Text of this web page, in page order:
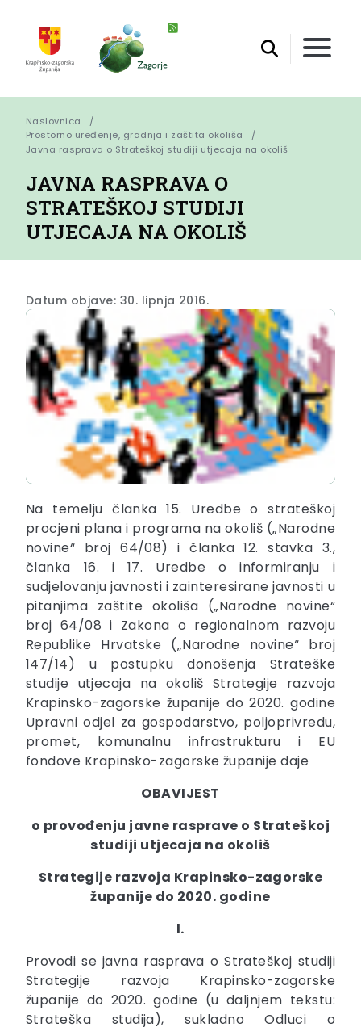
Naslovnica
Prostorno uređenje, gradnja i zaštita okoliša
Javna rasprava o Strateškoj studiji utjecaja na okoliš
JAVNA RASPRAVA O
STRATEŠKOJ STUDIJI
UTJECAJA NA OKOLIŠ
Datum objave: 30. lipnja 2016.
Na temelju članka 15. Uredbe o strateškoj
procjeni plana i programa na okoliš („Narodne
novine“ broj 64/08) i članka 12. stavka 3.,
članka 16. i 17. Uredbe o informiranju i
sudjelovanju javnosti i zainteresirane javnosti u
pitanjima zaštite okoliša („Narodne novine“
broj 64/08 i Zakona o regionalnom razvoju
Republike Hrvatske („Narodne novine“ broj
147/14) u postupku donošenja Strateške
studije utjecaja na okoliš Strategije razvoja
Krapinsko-zagorske županije do 2020. godine
Upravni odjel za gospodarstvo, poljoprivredu,
promet, komunalnu infrastrukturu i EU
fondove Krapinsko-zagorske županije daje
OBAVIJEST
o provođenju javne rasprave o Strateškoj
studiji utjecaja na okoliš
Strategije razvoja Krapinsko-zagorske
županije do 2020. godine
I.
Provodi se javna rasprava o Strateškoj studiji
Strategije razvoja Krapinsko-zagorske
županije do 2020. godine (u daljnjem tekstu:
Strateška studija), sukladno Odluci o